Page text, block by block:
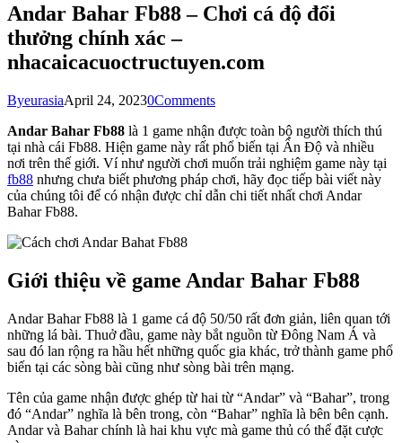
Andar Bahar Fb88 – Chơi cá độ đổi
thưởng chính xác –
nhacaicacuoctructuyen.com
ByeurasiaApril 24, 20230Comments
Andar Bahar Fb88 là 1 game nhận được toàn bộ người thích thú
tại nhà cái Fb88. Hiện game này rất phổ biến tại Ấn Độ và nhiều
nơi trên thế giới. Ví như người chơi muốn trải nghiệm game này tại
fb88 nhưng chưa biết phương pháp chơi, hãy đọc tiếp bài viết này
của chúng tôi để có nhận được chỉ dẫn chi tiết nhất chơi Andar
Bahar Fb88.
Giới thiệu về game Andar Bahar Fb88
Andar Bahar Fb88 là 1 game cá độ 50/50 rất đơn giản, liên quan tới
những lá bài. Thuở đầu, game này bắt nguồn từ Đông Nam Á và
sau đó lan rộng ra hầu hết những quốc gia khác, trở thành game phổ
biến tại các sòng bài cũng như sòng bài trên mạng.
Tên của game nhận được ghép từ hai từ “Andar” và “Bahar”, trong
đó “Andar” nghĩa là bên trong, còn “Bahar” nghĩa là bên bên cạnh.
Andar và Bahar chính là hai khu vực mà game thủ có thể đặt cược